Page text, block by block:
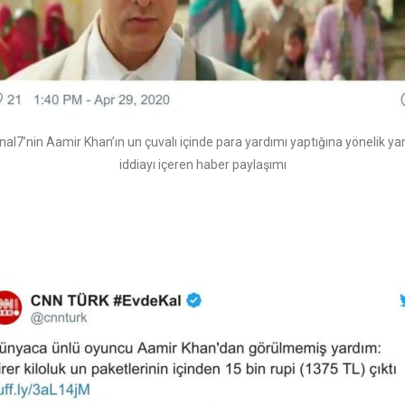
Aamir Khan’ın un çuvalı içinde para yardımı yaptığına yönelik
iddiayı içeren haber paylaşımı